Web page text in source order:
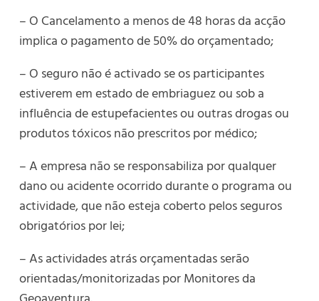
– O Cancelamento a menos de 48 horas da acção
implica o pagamento de 50% do orçamentado;
– O seguro não é activado se os participantes
estiverem em estado de embriaguez ou sob a
influência de estupefacientes ou outras drogas ou
produtos tóxicos não prescritos por médico;
– A empresa não se responsabiliza por qualquer
dano ou acidente ocorrido durante o programa ou
actividade, que não esteja coberto pelos seguros
obrigatórios por lei;
– As actividades atrás orçamentadas serão
orientadas/monitorizadas por Monitores da